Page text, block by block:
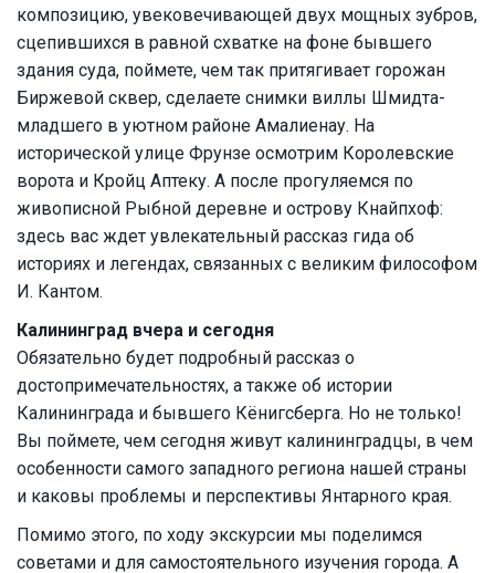
композицию, увековечивающей двух мощных зубров,
сцепившихся в равной схватке на фоне бывшего
здания суда, поймете, чем так притягивает горожан
Биржевой сквер, сделаете снимки виллы Шмидта-
младшего в уютном районе Амалиенау. На
исторической улице Фрунзе осмотрим Королевские
ворота и Кройц Аптеку. А после прогуляемся по
живописной Рыбной деревне и острову Кнайпхоф:
здесь вас ждет увлекательный рассказ гида об
историях и легендах, связанных с великим философом
И. Кантом.
Калининград вчера и сегодня
Обязательно будет подробный рассказ о
достопримечательностях, а также об истории
Калининграда и бывшего Кёнигсберга. Но не только!
Вы поймете, чем сегодня живут калининградцы, в чем
особенности самого западного региона нашей страны
и каковы проблемы и перспективы Янтарного края.
Помимо этого, по ходу экскурсии мы поделимся
советами и для самостоятельного изучения города. А